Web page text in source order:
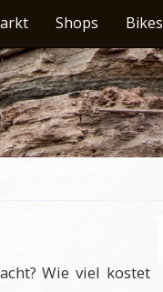
Shops Bikes
Wie viel kostet